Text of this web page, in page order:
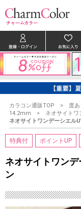
カラコン通販TOP 度あ
14.2mm
ネオサイトワ
ネオサイトワンデーシエル
特典付 ポイントUP
ネオサイトワン
ン